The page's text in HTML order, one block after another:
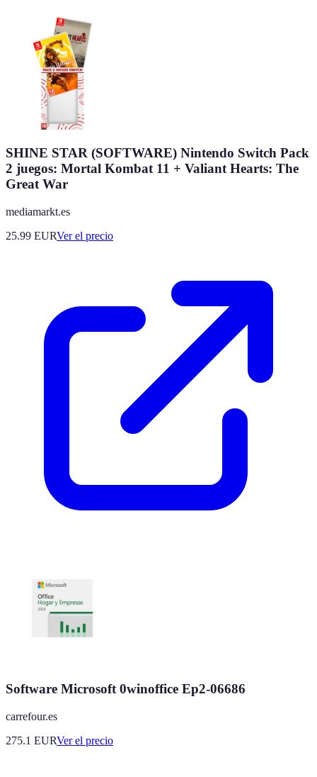
SHINE STAR (SOFTWARE) Nintendo Switch Pack
2 juegos: Mortal Kombat 11 + Valiant Hearts: The
Great War
mediamarkt.es
25.99 EURVer el precio
Software Microsoft 0winoffice Ep2-06686
carrefour.es
275.1 EURVer el precio